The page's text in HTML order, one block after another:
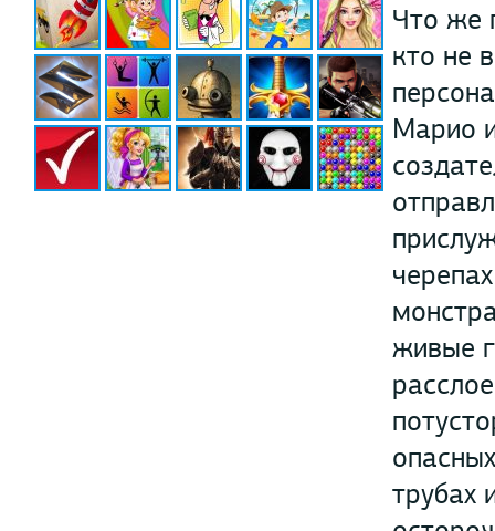
Что же
кто не
Марио
живые
трубах